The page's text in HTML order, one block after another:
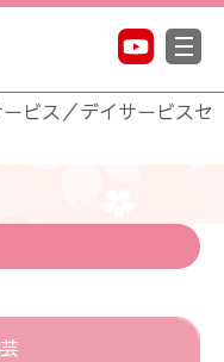
ビス ／デイサービスセ